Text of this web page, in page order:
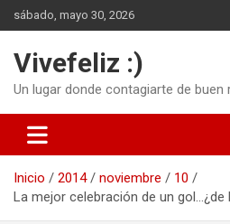
Saltar
al
sábado, mayo 30, 2026
Vivefeliz :)
Un lugar donde contagiarte de buen
Inicio 2014 noviembre
10
La mejor celebración de un gol…¿de